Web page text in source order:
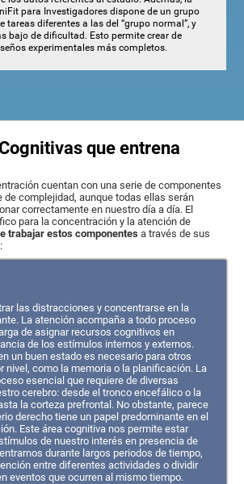
para Investigadores dispone de un grupo
tareas diferentes a las del “grupo normal”, y
bajo de dificultad. Esto permite crear de
experimentales más completos.
que entrena
cuentan con una serie de componentes
de complejidad, aunque todas ellas serán
correctamente en nuestro día a día. El
para la concentración y la atención de
trabajar estos componentes a través de sus
las distracciones y concentrarse en la
La atención acompaña a todo proceso
de asignar recursos cognitivos en
de los estímulos internos y externos.
un buen estado es necesario para otros
nivel, como la memoria o la planificación. La
esencial que requiere de diversas
cerebro: desde el tronco encefálico o la
la corteza prefrontal. No obstante, parece
derecho tiene un papel predominante en el
Este área cognitiva nos permite estar
de nuestro interés en presencia de
durante largos periodos de tiempo,
entre diferentes actividades o dividir
eventos que ocurren al mismo tiempo.